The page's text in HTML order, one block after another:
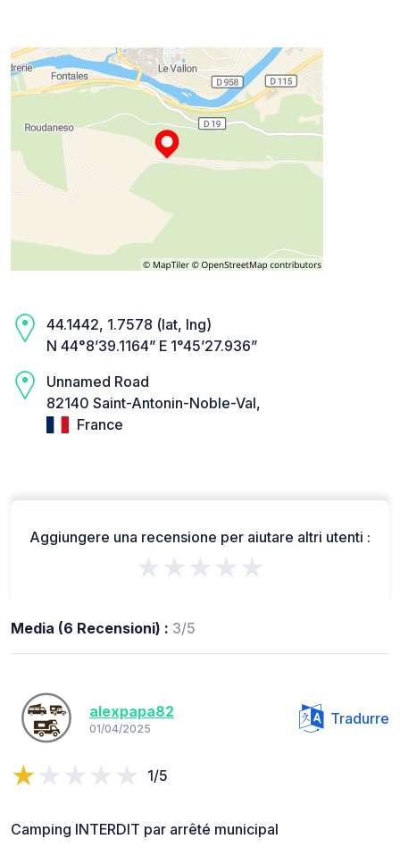
44.1442, 1.7578 (lat, lng)
N 44°8’39.1164” E 1°45’27.936”
Unnamed Road
82140 Saint-Antonin-Noble-Val,
France
Aggiungere una recensione per aiutare altri utenti :
★★★★★
Media (6 Recensioni) : 3/5
alexpapa82
01/04/2025
Tradurre
1/5
Camping INTERDIT par arrêté municipal